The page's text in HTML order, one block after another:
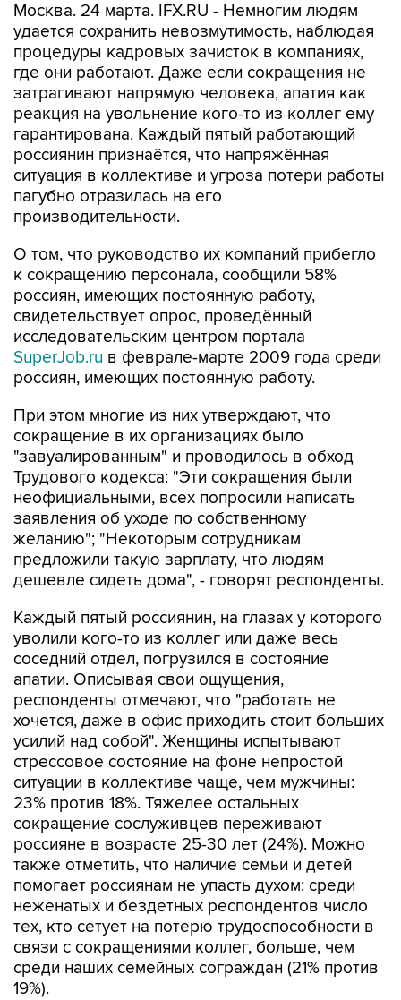
Москва. 24 марта. IFX.RU - Немногим людям
удается сохранить невозмутимость, наблюдая
процедуры кадровых зачисток в компаниях,
где они работают. Даже если сокращения не
затрагивают напрямую человека, апатия как
реакция на увольнение кого-то из коллег ему
гарантирована. Каждый пятый работающий
россиянин признаётся, что напряжённая
ситуация в коллективе и угроза потери работы
пагубно отразилась на его
производительности.
О том, что руководство их компаний прибегло
к сокращению персонала, сообщили 58%
россиян, имеющих постоянную работу,
свидетельствует опрос, проведённый
исследовательским центром портала
SuperJob.ru в феврале-марте 2009 года среди
россиян, имеющих постоянную работу.
При этом многие из них утверждают, что
сокращение в их организациях было
"завуалированным" и проводилось в обход
Трудового кодекса: "Эти сокращения были
неофициальными, всех попросили написать
заявления об уходе по собственному
желанию"; "Некоторым сотрудникам
предложили такую зарплату, что людям
дешевле сидеть дома", - говорят респонденты.
Каждый пятый россиянин, на глазах у которого
уволили кого-то из коллег или даже весь
соседний отдел, погрузился в состояние
апатии. Описывая свои ощущения,
респонденты отмечают, что "работать не
хочется, даже в офис приходить стоит больших
усилий над собой". Женщины испытывают
стрессовое состояние на фоне непростой
ситуации в коллективе чаще, чем мужчины:
23% против 18%. Тяжелее остальных
сокращение сослуживцев переживают
россияне в возрасте 25-30 лет (24%). Можно
также отметить, что наличие семьи и детей
помогает россиянам не упасть духом: среди
неженатых и бездетных респондентов число
тех, кто сетует на потерю трудоспособности в
связи с сокращениями коллег, больше, чем
среди наших семейных сограждан (21% против
19%).